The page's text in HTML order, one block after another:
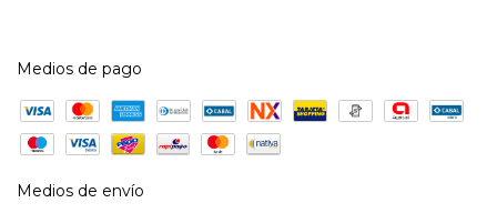
Medios de pago
Medios de envío